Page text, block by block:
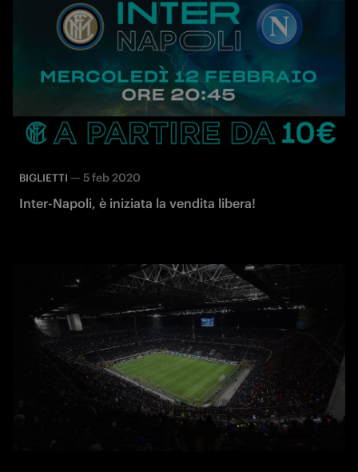
BIGLIETTI — 5 feb 2020
Inter-Napoli, è iniziata la vendita libera!